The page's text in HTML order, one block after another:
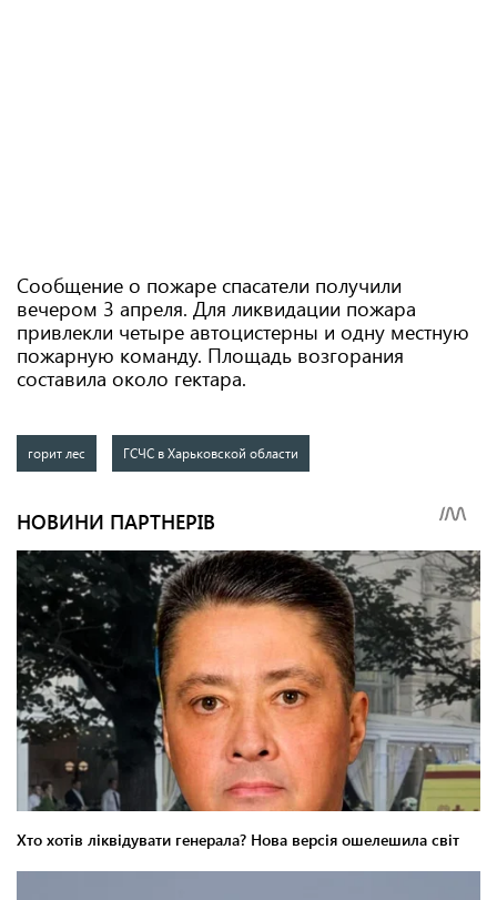
Сообщение о пожаре спасатели получили
вечером 3 апреля. Для ликвидации пожара
привлекли четыре автоцистерны и одну местную
пожарную команду. Площадь возгорания
составила около гектара.
горит лес ГСЧС в Харьковской области